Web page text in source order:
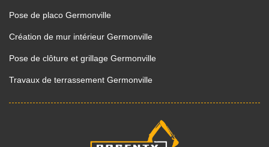
Pose de placo Germonville
Création de mur intérieur Germonville
Pose de clôture et grillage Germonville
Travaux de terrassement Germonville